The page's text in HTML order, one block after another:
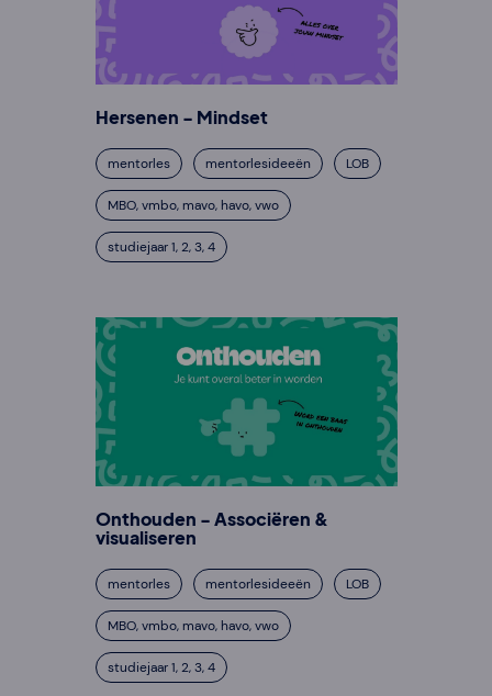
Hersenen - Mindset
mentorles mentorlesideeën LOB
MBO, vmbo, mavo, havo, vwo
studiejaar 1, 2, 3, 4
Onthouden - Associëren &
visualiseren
mentorles mentorlesideeën LOB
MBO, vmbo, mavo, havo, vwo
studiejaar 1, 2, 3, 4